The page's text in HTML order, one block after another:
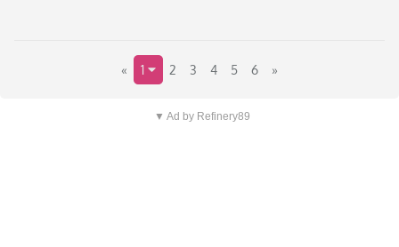
« 1 2 3 4 5 6 »
▼ Ad by Refinery89